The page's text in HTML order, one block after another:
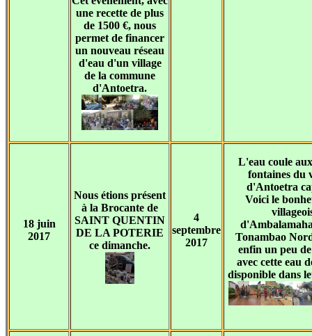
une recette de plus
de 1500 €, nous
permet de financer
un nouveau réseau
d'eau d'un village
de la commune
d'Antoetra.
18 juin
2017
Nous étions présent
à la Brocante de
SAINT QUENTIN
DE LA POTERIE
ce dimanche.
4
septembre
2017
L'eau coule
fontaines du
d'Antoetra
Voici le
Tonambao
enfin un peu
avec cette eau
disponible dans